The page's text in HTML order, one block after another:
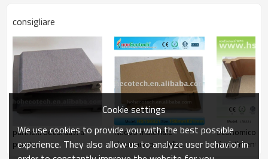
le persone possono beneficiare hohecotech dai seguenti attributi
1. amichevole ambientale, 100% riciclato.
2. basso di manutenzione
3. facile installazione
4. resistenza alla temperatura, adatto da - 29& deg; c per +51& deg;
5. lungo - durata di utilizzo ( 10 anni di garanzia )
6. acqua - prova, idratazione - prova, insetti - prova
7. con profumo di legno, molto naturale sentire
8. resistenza ai raggi uv, resistente dissolvenza resistente
9. look elegante
10. Anche, stabilità dimensionale
consigliare
pannelli decorativi a
parete
Nuovo materiale
decorare pannello
murale wpc eco -
economico
rivestimento
Cookie settings
We use cookies to provide you with the best possible
experience. They also allow us to analyze user behavior in